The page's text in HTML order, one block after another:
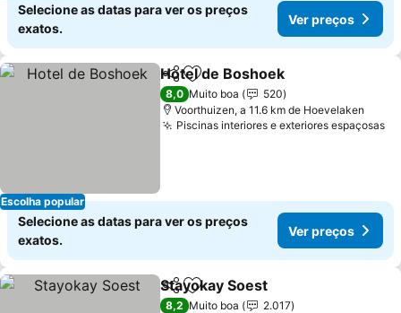
Selecione as datas para ver os preços
exatos.
Ver preços
Escolha popular
PartilharAdicionar aos favoritos
Hotel de Boshoek
8,0 Muito boa
520
Voorthuizen, a 11.6 km de Hoevelaken
Piscinas interiores e exteriores espaçosas
Selecione as datas para ver os preços
exatos.
Ver preços
PartilharAdicionar aos favoritos
Stayokay Soest
8,2 Muito boa
2.017